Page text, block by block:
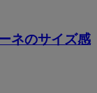
ネのサイズ感